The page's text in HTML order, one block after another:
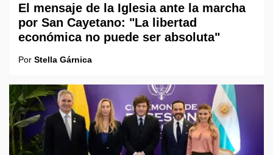
El mensaje de la Iglesia ante la marcha
por San Cayetano: "La libertad
económica no puede ser absoluta"
Por Stella Gárnica